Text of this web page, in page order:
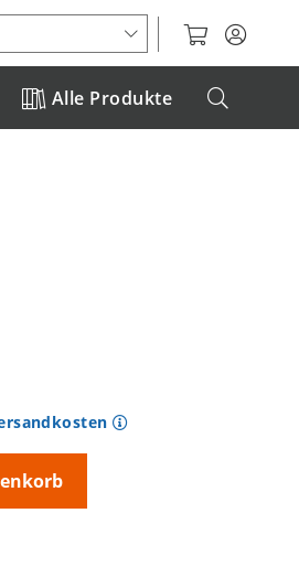
auswählen
Alle Produkte